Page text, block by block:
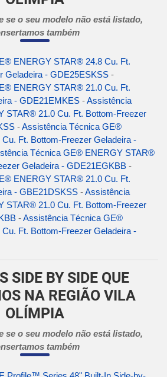
se o seu modelo não está listado,
também
ENERGY STAR® 24.8 Cu. Ft.
Geladeira - GDE25ESKSS -
ENERGY STAR® 21.0 Cu. Ft.
- GDE21EMKES -Assistência
STAR® 21.0 Cu. Ft. Bottom-Freezer
-Assistência Técnica GE®
Ft. Bottom-Freezer Geladeira -
Técnica GE® ENERGY STAR®
Geladeira - GDE21EGKBB -
ENERGY STAR® 21.0 Cu. Ft.
- GBE21DSKSS -Assistência
STAR® 21.0 Cu. Ft. Bottom-Freezer
-Assistência Técnica GE®
Ft. Bottom-Freezer Geladeira -
SIDE BY SIDE QUE
NA REGIÃO VILA
OLÍMPIA
se o seu modelo não está listado,
também